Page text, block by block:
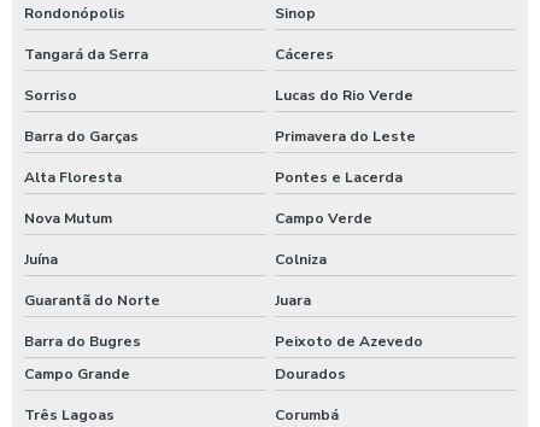
Rondonópolis Sinop
Tangará da Serra Cáceres
Sorriso Lucas do Rio Verde
Barra do Garças Primavera do Leste
Alta Floresta Pontes e Lacerda
Nova Mutum Campo Verde
Juína Colniza
Guarantã do Norte Juara
Barra do Bugres
Peixoto de Azevedo
Campo Grande
Dourados
Três Lagoas Corumbá